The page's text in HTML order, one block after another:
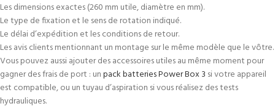
Les dimensions exactes (260 mm utile, diamètre en mm).
Le type de fixation et le sens de rotation indiqué.
Le délai d’expédition et les conditions de retour.
Les avis clients mentionnant un montage sur le même modèle que le vôtre.
Vous pouvez aussi ajouter des accessoires utiles au même moment pour
gagner des frais de port : unpack batteries Power Box 3 si votre appareil
est compatible, ou un tuyau d’aspiration si vous réalisez des tests
hydrauliques.